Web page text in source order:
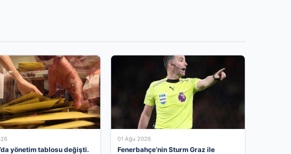
yönetim tablosu değişti.
01 Ağu 2026
Fenerbahçe’nin Sturm Graz ile